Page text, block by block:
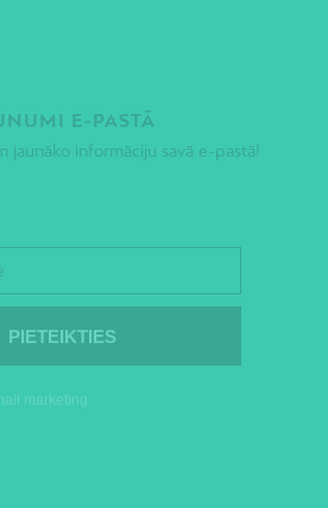
E-PASTĀ
jaunāko informāciju savā e-pastā!